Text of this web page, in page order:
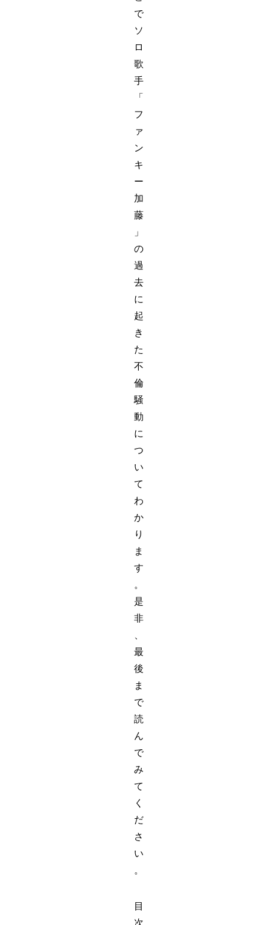
で
ソ
ロ
歌
手
「
フ
ァ
ン
キ
ー
加
藤
」
の
過
去
に
起
き
た
不
倫
騒
動
に
つ
い
て
わ
か
り
ま
す
。
是
非
最
後
ま
で
読
ん
で
み
て
く
だ
さ
い
。
目
次